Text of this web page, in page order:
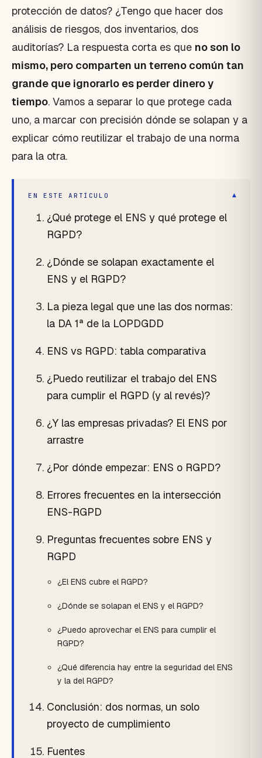
protección de datos? ¿Tengo que hacer dos
análisis de riesgos, dos inventarios, dos
auditorías? La respuesta corta es que no son lo
mismo, pero comparten un terreno común tan
grande que ignorarlo es perder dinero y
tiempo. Vamos a separar lo que protege cada
uno, a marcar con precisión dónde se solapan y a
explicar cómo reutilizar el trabajo de una norma
para la otra.
EN ESTE ARTÍCULO ▾
¿Qué protege el ENS y qué protege el
RGPD?
¿Dónde se solapan exactamente el
ENS y el RGPD?
La pieza legal que une las dos normas:
la DA 1ª de la LOPDGDD
ENS vs RGPD: tabla comparativa
¿Puedo reutilizar el trabajo del ENS
para cumplir el RGPD (y al revés)?
¿Y las empresas privadas? El ENS por
arrastre
¿Por dónde empezar: ENS o RGPD?
Errores frecuentes en la intersección
ENS-RGPD
Preguntas frecuentes sobre ENS y
RGPD
¿El ENS cubre el RGPD?
¿Dónde se solapan el ENS y el RGPD?
¿Puedo aprovechar el ENS para cumplir el
RGPD?
¿Qué diferencia hay entre la seguridad del ENS
y la del RGPD?
Conclusión: dos normas, un solo
proyecto de cumplimiento
Fuentes